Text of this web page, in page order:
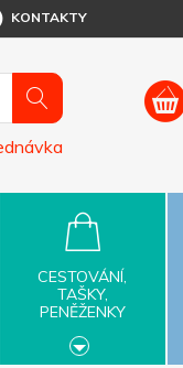
KONTAKTY
CESTOVÁNÍ,
TAŠKY,
PENĚŽENKY